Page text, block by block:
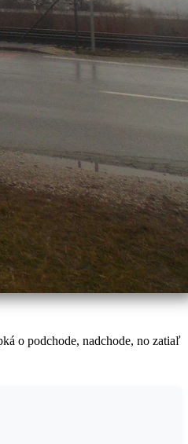
o podchode, nadchode, no zatiaľ